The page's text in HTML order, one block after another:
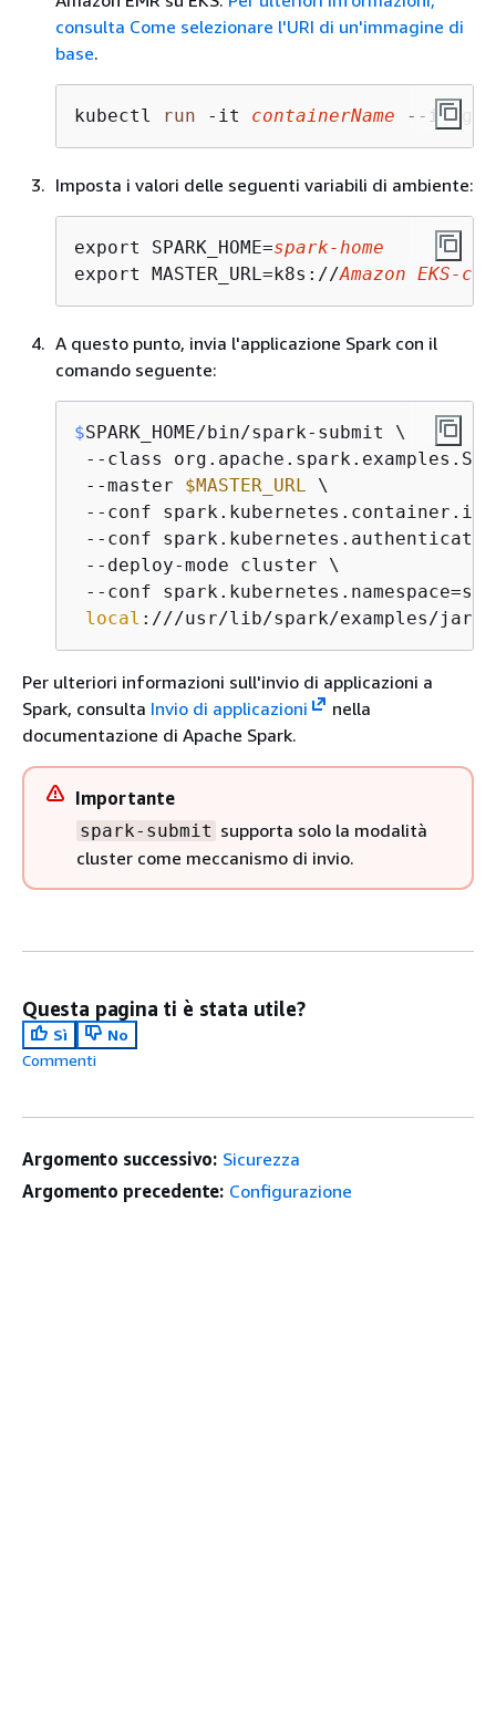
consulta Come selezionare l'URI di un'immagine di
base.
kubectl run -it containerName --image=
Imposta i valori delle seguenti variabili di ambiente:
export SPARK_HOME=spark-home
export MASTER_URL=k8s://Amazon EKS-
A questo punto, invia l'applicazione Spark con il
comando seguente:
$SPARK_HOME/bin/spark-submit \
--class
--master $MASTER_URL
\
--conf
--conf
--deploy-mode cluster \
--conf
local :///usr/lib/spark/examples/jars/
Per ulteriori informazioni sull'invio di applicazioni a
Spark, consulta Invio di applicazioni
nella
documentazione di Apache Spark.
Importante
spark-submit supporta solo la modalità
cluster come meccanismo di invio.
Questa pagina ti è stata utile?
Sì
No
Commenti
Argomento successivo: Sicurezza
Argomento precedente: Configurazione